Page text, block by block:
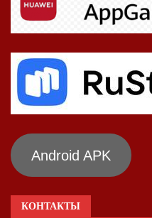
Android APK
КОНТАКТЫ